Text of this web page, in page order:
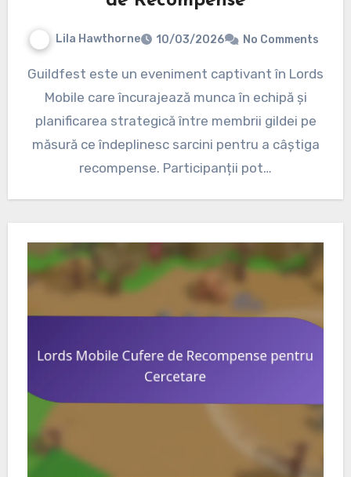
Lila Hawthorne 10/03/2026 No Comments
Guildfest este un eveniment captivant în Lords
Mobile care încurajează munca în echipă și
planificarea strategică între membrii gildei pe
măsură ce îndeplinesc sarcini pentru a câștiga
recompense. Participanții pot…